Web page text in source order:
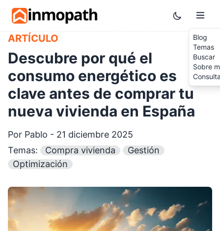
Skip to main content
Toggle
Blog
Temas
Buscar
Sobre
ARTÍCULO
Descubre por qué el
consumo energético es
clave antes de comprar tu
nueva vivienda en España
Por Pablo - 21 diciembre 2025
Temas:
Compra vivienda
Gestión
Optimización